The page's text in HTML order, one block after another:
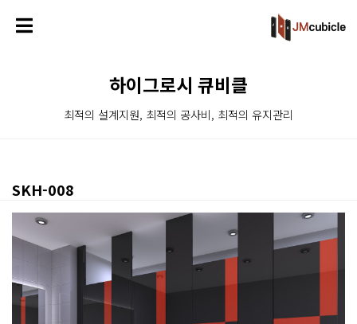
하이그로시 큐비클
최적의 설계지원, 최적의 공사비, 최적의 유지관리
SKH-008